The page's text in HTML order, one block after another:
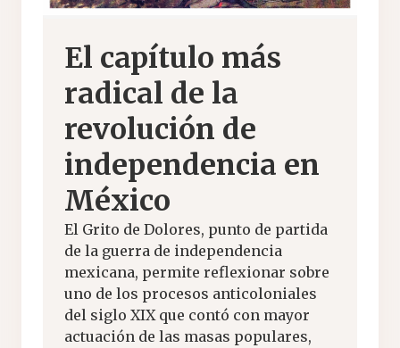
El capítulo más
radical de la
revolución de
independencia en
México
El Grito de Dolores, punto de partida
de la guerra de independencia
mexicana, permite reflexionar sobre
uno de los procesos anticoloniales
del siglo XIX que contó con mayor
actuación de las masas populares,